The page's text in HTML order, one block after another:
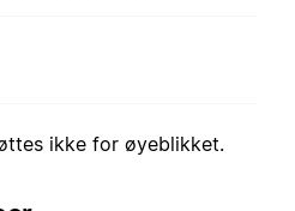
ikke for øyeblikket.